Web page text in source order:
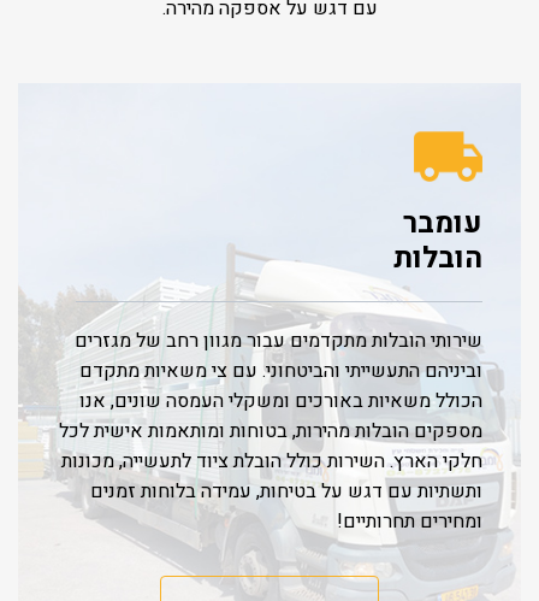
עם דגש על אספקה מהירה.
עומבר
הובלות
שירותי הובלות מתקדמים עבור מגוון רחב של מגזרים
וביניהם התעשייתי והביטחוני. עם צי משאיות מתקדם
הכולל משאיות באורכים ומשקלי העמסה שונים, אנו
מספקים הובלות מהירות, בטוחות ומותאמות אישית לכל
חלקי הארץ. השירות כולל הובלת ציוד לתעשייה, מכונות
ותשתיות עם דגש על בטיחות, עמידה בלוחות זמנים
ומחירים תחרותיים!